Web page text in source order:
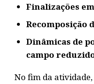
Finalizações
Recomposição
Dinâmicas de
campo
No fim da